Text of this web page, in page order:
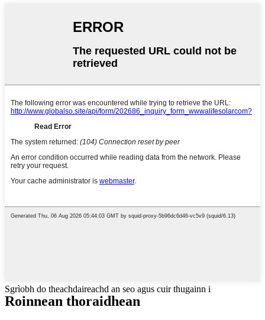
Sgrìobh do theachdaireachd an seo agus cuir thugainn i
Roinnean thoraidhean